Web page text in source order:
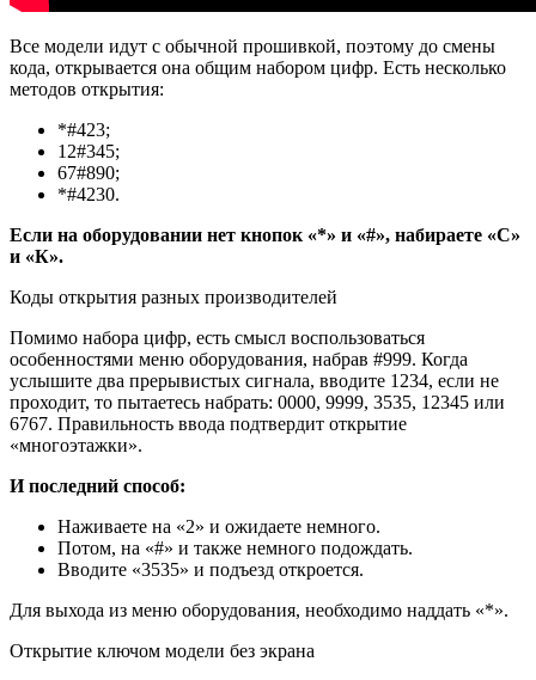
Все модели идут с обычной прошивкой, поэтому до смены
кода, открывается она общим набором цифр. Есть несколько
методов открытия:
*#423;
12#345;
67#890;
*#4230.
Если на оборудовании нет кнопок «*» и «#», набираете «С»
и «К».
Коды открытия разных производителей
Помимо набора цифр, есть смысл воспользоваться
особенностями меню оборудования, набрав #999. Когда
услышите два прерывистых сигнала, вводите 1234, если не
проходит, то пытаетесь набрать: 0000, 9999, 3535, 12345 или
6767. Правильность ввода подтвердит открытие
«многоэтажки».
И последний способ:
Наживаете на «2» и ожидаете немного.
Потом, на «#» и также немного подождать.
Вводите «3535» и подъезд откроется.
Для выхода из меню оборудования, необходимо наддать «*».
Открытие ключом модели без экрана